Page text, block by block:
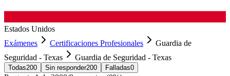
Estados Unidos
Exámenes
Certificaciones Profesionales
Guardia de
Seguridad - Texas
Guardia de Seguridad - Texas
Todas200 Sin responder200 Falladas0